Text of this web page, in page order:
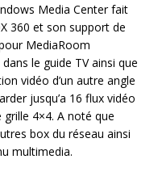
Media Center fait
360 et son support de
MediaRoom
le guide TV ainsi que
vidéo d’un autre angle
jusqu’a 16 flux vidéo
grille 4×4. A noté que
box du réseau ainsi
multimedia.